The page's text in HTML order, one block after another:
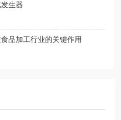
生器
品加工行业的关键作用